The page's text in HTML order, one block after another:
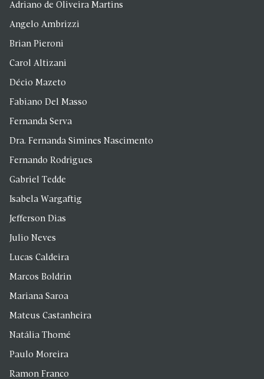
Adriano de Oliveira Martins
Angelo Ambrizzi
Brian Pieroni
Carol Altizani
Décio Mazeto
Fabiano Del Masso
Fernanda Serva
Dra. Fernanda Simines Nascimento
Fernando Rodrigues
Gabriel Tedde
Isabela Wargaftig
Jefferson Dias
Julio Neves
Lucas Caldeira
Marcos Boldrin
Mariana Saroa
Mateus Castanheira
Natália Thomé
Paulo Moreira
Ramon Franco